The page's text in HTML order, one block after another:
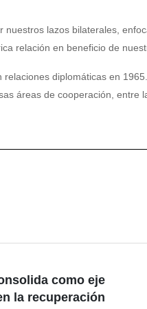
nuestros lazos bilaterales,
relación en beneficio de
diplomáticas en
áreas de cooperación, entre
como eje
la recuperación